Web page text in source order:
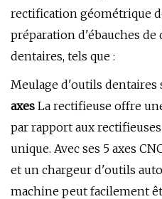
rectification géométrique
préparation d'ébauches
dentaires, tels que :
Meulage d'outils dentaires
axes La rectifieuse offre
par rapport aux
unique. Avec ses 5 axes
et un chargeur d'outils
machine peut facilement